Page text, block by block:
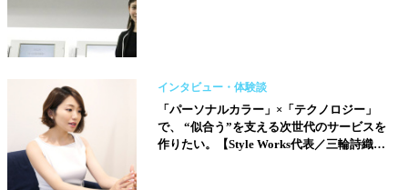
インタビュー・体験談
「パーソナルカラー」×「テクノロジー」
で、 “似合う”を支える次世代のサービスを
作りたい。【Style Works代表／三輪詩織さ